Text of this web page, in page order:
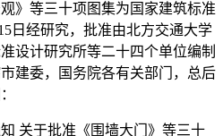
》等三十项图集为国家建筑标准
日经研究，批准由北方交通大学
设计研究所等二十四个单位编制
建委，国务院各有关部门，总后
关于批准《围墙大门》等三十